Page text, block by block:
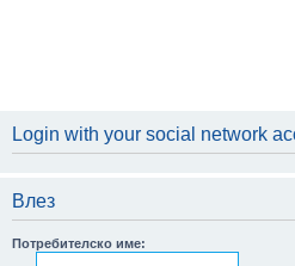
Login with your social network
Влез
Потребителско име: